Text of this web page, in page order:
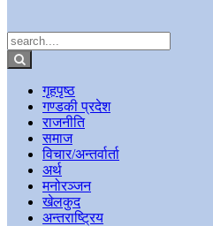
गृहपृष्ठ
गण्डकी प्रदेश
राजनीति
समाज
विचार/अन्तर्वार्ता
अर्थ
मनोरञ्जन
खेलकुद
अन्तराष्ट्रिय